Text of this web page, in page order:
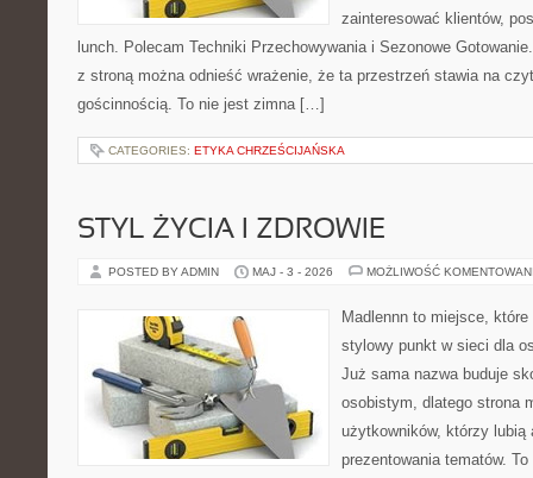
zainteresować klientów,
lunch. Polecam Techniki Przechowywania i Sezonowe
z stroną można odnieść wrażenie, że ta przestrzeń stawia na
gościnnością. To nie jest zimna […]
CATEGORIES: ETYKA CHRZEŚCIJAŃSKA
STYL ŻYCIA I ZDROWIE
POSTED BY ADMIN MAJ - 3 - 2026 MOŻLIWOŚĆ
Madlennn to miejsce,
stylowy punkt w sieci dla
Już sama nazwa buduje
osobistym, dlatego strona
użytkowników, którzy lubią
prezentowania tematów.